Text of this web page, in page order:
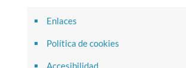
Enlaces
Política de cookies
Accesibilidad